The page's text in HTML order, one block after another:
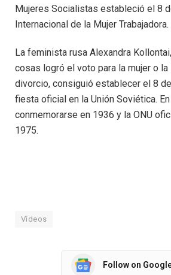
Mujeres Socialistas estableció el 8
Internacional de la Mujer Trabajadora.
La feminista rusa Alexandra
cosas logró el voto para la mujer o
divorcio, consiguió establecer el 8
fiesta oficial en la Unión Soviética.
conmemorarse en 1936 y la ONU
1975.
Vídeos
Follow on